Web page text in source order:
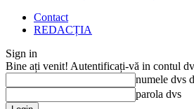
Contact
REDACȚIA
Sign in
Bine ați venit! Autentificați-vă in contul
numele dvs
parola dvs